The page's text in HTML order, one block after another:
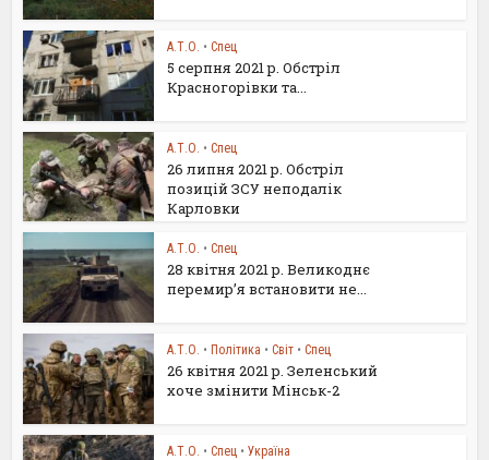
А.Т.О. • Спец
5 серпня 2021 р. Обстріл
Красногорівки та...
А.Т.О. • Спец
26 липня 2021 р. Обстріл
позицій ЗСУ неподалік
Карловки
А.Т.О. • Спец
28 квітня 2021 р. Великоднє
перемир’я встановити не...
А.Т.О. • Політика • Світ • Спец
26 квітня 2021 р. Зеленський
хоче змінити Мінськ-2
А.Т.О. • Спец • Україна